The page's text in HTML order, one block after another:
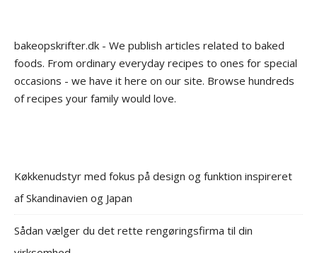
bakeopskrifter.dk - We publish articles related to baked
foods. From ordinary everyday recipes to ones for special
occasions - we have it here on our site. Browse hundreds
of recipes your family would love.
Køkkenudstyr med fokus på design og funktion inspireret
af Skandinavien og Japan
Sådan vælger du det rette rengøringsfirma til din